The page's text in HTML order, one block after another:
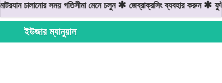
চালানোর সময় গতিসীমা মেনে চলুন জেব্রাক্রসিং ব্যবহার করুন
ইউজার ম্যানুয়াল